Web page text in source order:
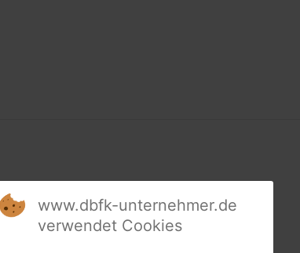
www.dbfk-unternehmer.de
verwendet Cookies